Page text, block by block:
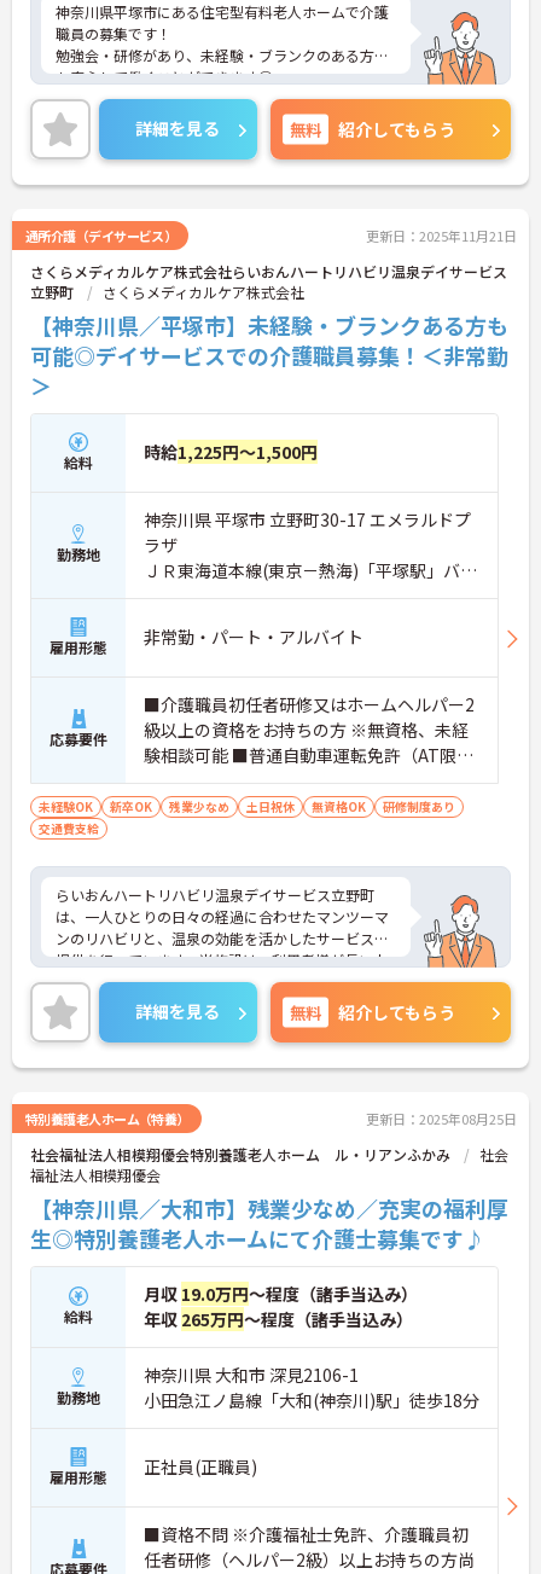
神奈川県平塚市にある住宅型有料老人ホームで介護
職員の募集です！
勉強会・研修があり、未経験・ブランクのある方で
も安心して働くことができます◎
マイカー通勤も可能◎離れた地域にお住まいの方も
ストレス無く通勤していただけます！
ご興味のある方には、面接対策ポイントなど、さら
に詳細をお話しいたしますのでお気軽にご相談くだ
さい！
詳細を見る 無料 紹介してもらう
通所介護（デイサービス） 更新日：2025年11月21日
さくらメディカルケア株式会社らいおんハートリハビリ温泉デイサービス
立野町
さくらメディカルケア株式会社
【神奈川県／平塚市】未経験・ブランクある方も
可能◎デイサービスでの介護職員募集！＜非常勤
＞
給料 時給1,225円～1,500円
勤務地
神奈川県 平塚市 立野町30-17 エメラルドプ
ラザ
ＪＲ東海道本線(東京－熱海)「平塚駅」バ
ス・車5分
雇用形態 非常勤・パート・アルバイト
応募要件
■介護職員初任者研修又はホームヘルパー2
級以上の資格をお持ちの方 ※無資格、未経
験相談可能 ■普通自動車運転免許（AT限定
可）
未経験OK 新卒OK 残業少なめ 土日祝休 無資格OK
研修制度あり
交通費支給
らいおんハートリハビリ温泉デイサービス立野町
は、一人ひとりの日々の経過に合わせたマンツーマ
ンのリハビリと、温泉の効能を活かしたサービスの
提供を行っています。当施設は、利用者様が長い人
生を楽しむために、5年後も10年後も元気に過ごせ
るようリハビリを行い、心身機能の維持・向上に取
り組んでいます。
是非お気軽にご応募お待ちしております。
詳細を見る 無料 紹介してもらう
特別養護老人ホーム（特養） 更新日：2025年08月25日
社会福祉法人相模翔優会特別養護老人ホーム ル・リアンふかみ
社会
福祉法人相模翔優会
【神奈川県／大和市】残業少なめ／充実の福利厚
生◎特別養護老人ホームにて介護士募集です♪
給料
月収 19.0万円～程度（諸手当込み）
年収 265万円～程度（諸手当込み）
勤務地
神奈川県 大和市 深見2106-1
小田急江ノ島線「大和(神奈川)駅」徒歩18分
雇用形態 正社員(正職員)
応募要件
■資格不問 ※介護福祉士免許、介護職員初
任者研修（ヘルパー2級）以上お持ちの方尚